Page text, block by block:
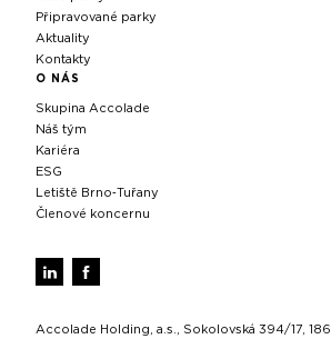
Připravované parky
Aktuality
Kontakty
O NÁS
Skupina Accolade
Náš tým
Kariéra
ESG
Letiště Brno‑Tuřany
Členové koncernu
Accolade Holding, a.s., Sokolovská 394/17,